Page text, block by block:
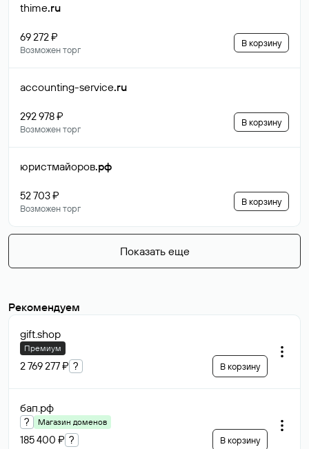
thime.ru
69 272 ₽
Возможен торг
В корзину
accounting-service.ru
292 978 ₽
Возможен торг
В корзину
юристмайоров.рф
52 703 ₽
Возможен торг
В корзину
Показать еще
Рекомендуем
gift.shop
Премиум
2 769 277 ₽ ? В корзину
бап.рф
? Магазин доменов
185 400 ₽ ? В корзину